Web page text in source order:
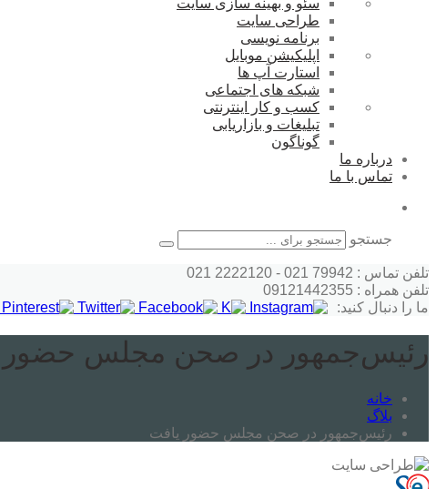
سئو و بهینه سازی سایت
طراحی سایت
برنامه نویسی
اپلیکیشن موبایل
استارت آپ ها
شبکه های اجتماعی
کسب و کار اینترنتی
تبلیغات و بازاریابی
گوناگون
درباره ما
تماس با ما
جستجو
تلفن تماس : 79942 021 - 2222120 021
تلفن همراه : 09121442355
ما را دنبال کنید:
رئیس‌جمهور در صحن مجلس حضور
خانه
بلاگ
رئیس‌جمهور در صحن مجلس حضور یافت